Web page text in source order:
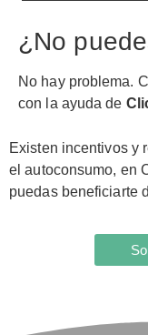
¿No
No hay problema.
con la ayuda de
Existen incentivos y
el autoconsumo, en
puedas beneficiarte